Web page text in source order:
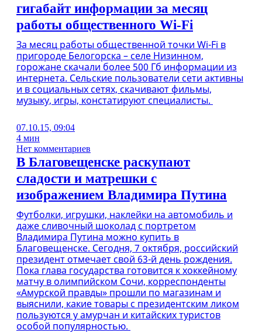
гигабайт информации за месяц
работы общественного Wi-Fi
За месяц работы общественной точки Wi-Fi в
пригороде Белогорска – селе Низинном,
горожане скачали более 500 Гб информации из
интернета. Сельские пользователи сети активны
и в социальных сетях, скачивают фильмы,
музыку, игры, констатируют специалисты.
07.10.15, 09:04
4 мин
Нет комментариев
В Благовещенске раскупают
сладости и матрешки с
изображением Владимира Путина
Футболки, игрушки, наклейки на автомобиль и
даже сливочный шоколад с портретом
Владимира Путина можно купить в
Благовещенске. Сегодня, 7 октября, российский
президент отмечает свой 63-й день рождения.
Пока глава государства готовится к хоккейному
матчу в олимпийском Сочи, корреспонденты
«Амурской правды» прошли по магазинам и
выяснили, какие товары с президентским ликом
пользуются у амурчан и китайских туристов
особой популярностью.